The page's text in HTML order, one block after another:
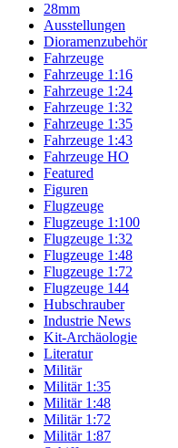
28mm
Ausstellungen
Dioramenzubehör
Fahrzeuge
Fahrzeuge 1:16
Fahrzeuge 1:24
Fahrzeuge 1:32
Fahrzeuge 1:35
Fahrzeuge 1:43
Fahrzeuge HO
Featured
Figuren
Flugzeuge
Flugzeuge 1:100
Flugzeuge 1:32
Flugzeuge 1:48
Flugzeuge 1:72
Flugzeuge 144
Hubschrauber
Industrie News
Kit-Archäologie
Literatur
Militär
Militär 1:35
Militär 1:48
Militär 1:72
Militär 1:87